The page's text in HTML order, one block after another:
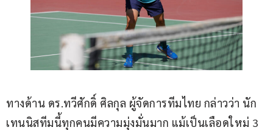
ทางด้าน ดร.ทวีศักดิ์ ศิลกุล ผู้จัดการทีมไทย กล่าวว่า นัก
เทนนิสทีมนี้ทุกคนมีความมุ่งมั่นมาก แม้เป็นเลือดใหม่ 3